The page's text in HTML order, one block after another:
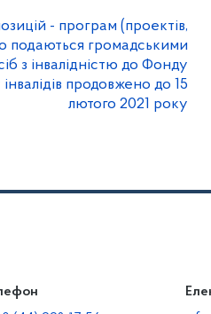
- програм (проектів,
подаються громадськими
з інвалідністю до Фонду
продовжено до 15
лютого 2021 року